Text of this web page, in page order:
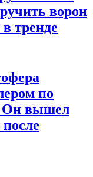
ворон
тренде
по
Он вышел